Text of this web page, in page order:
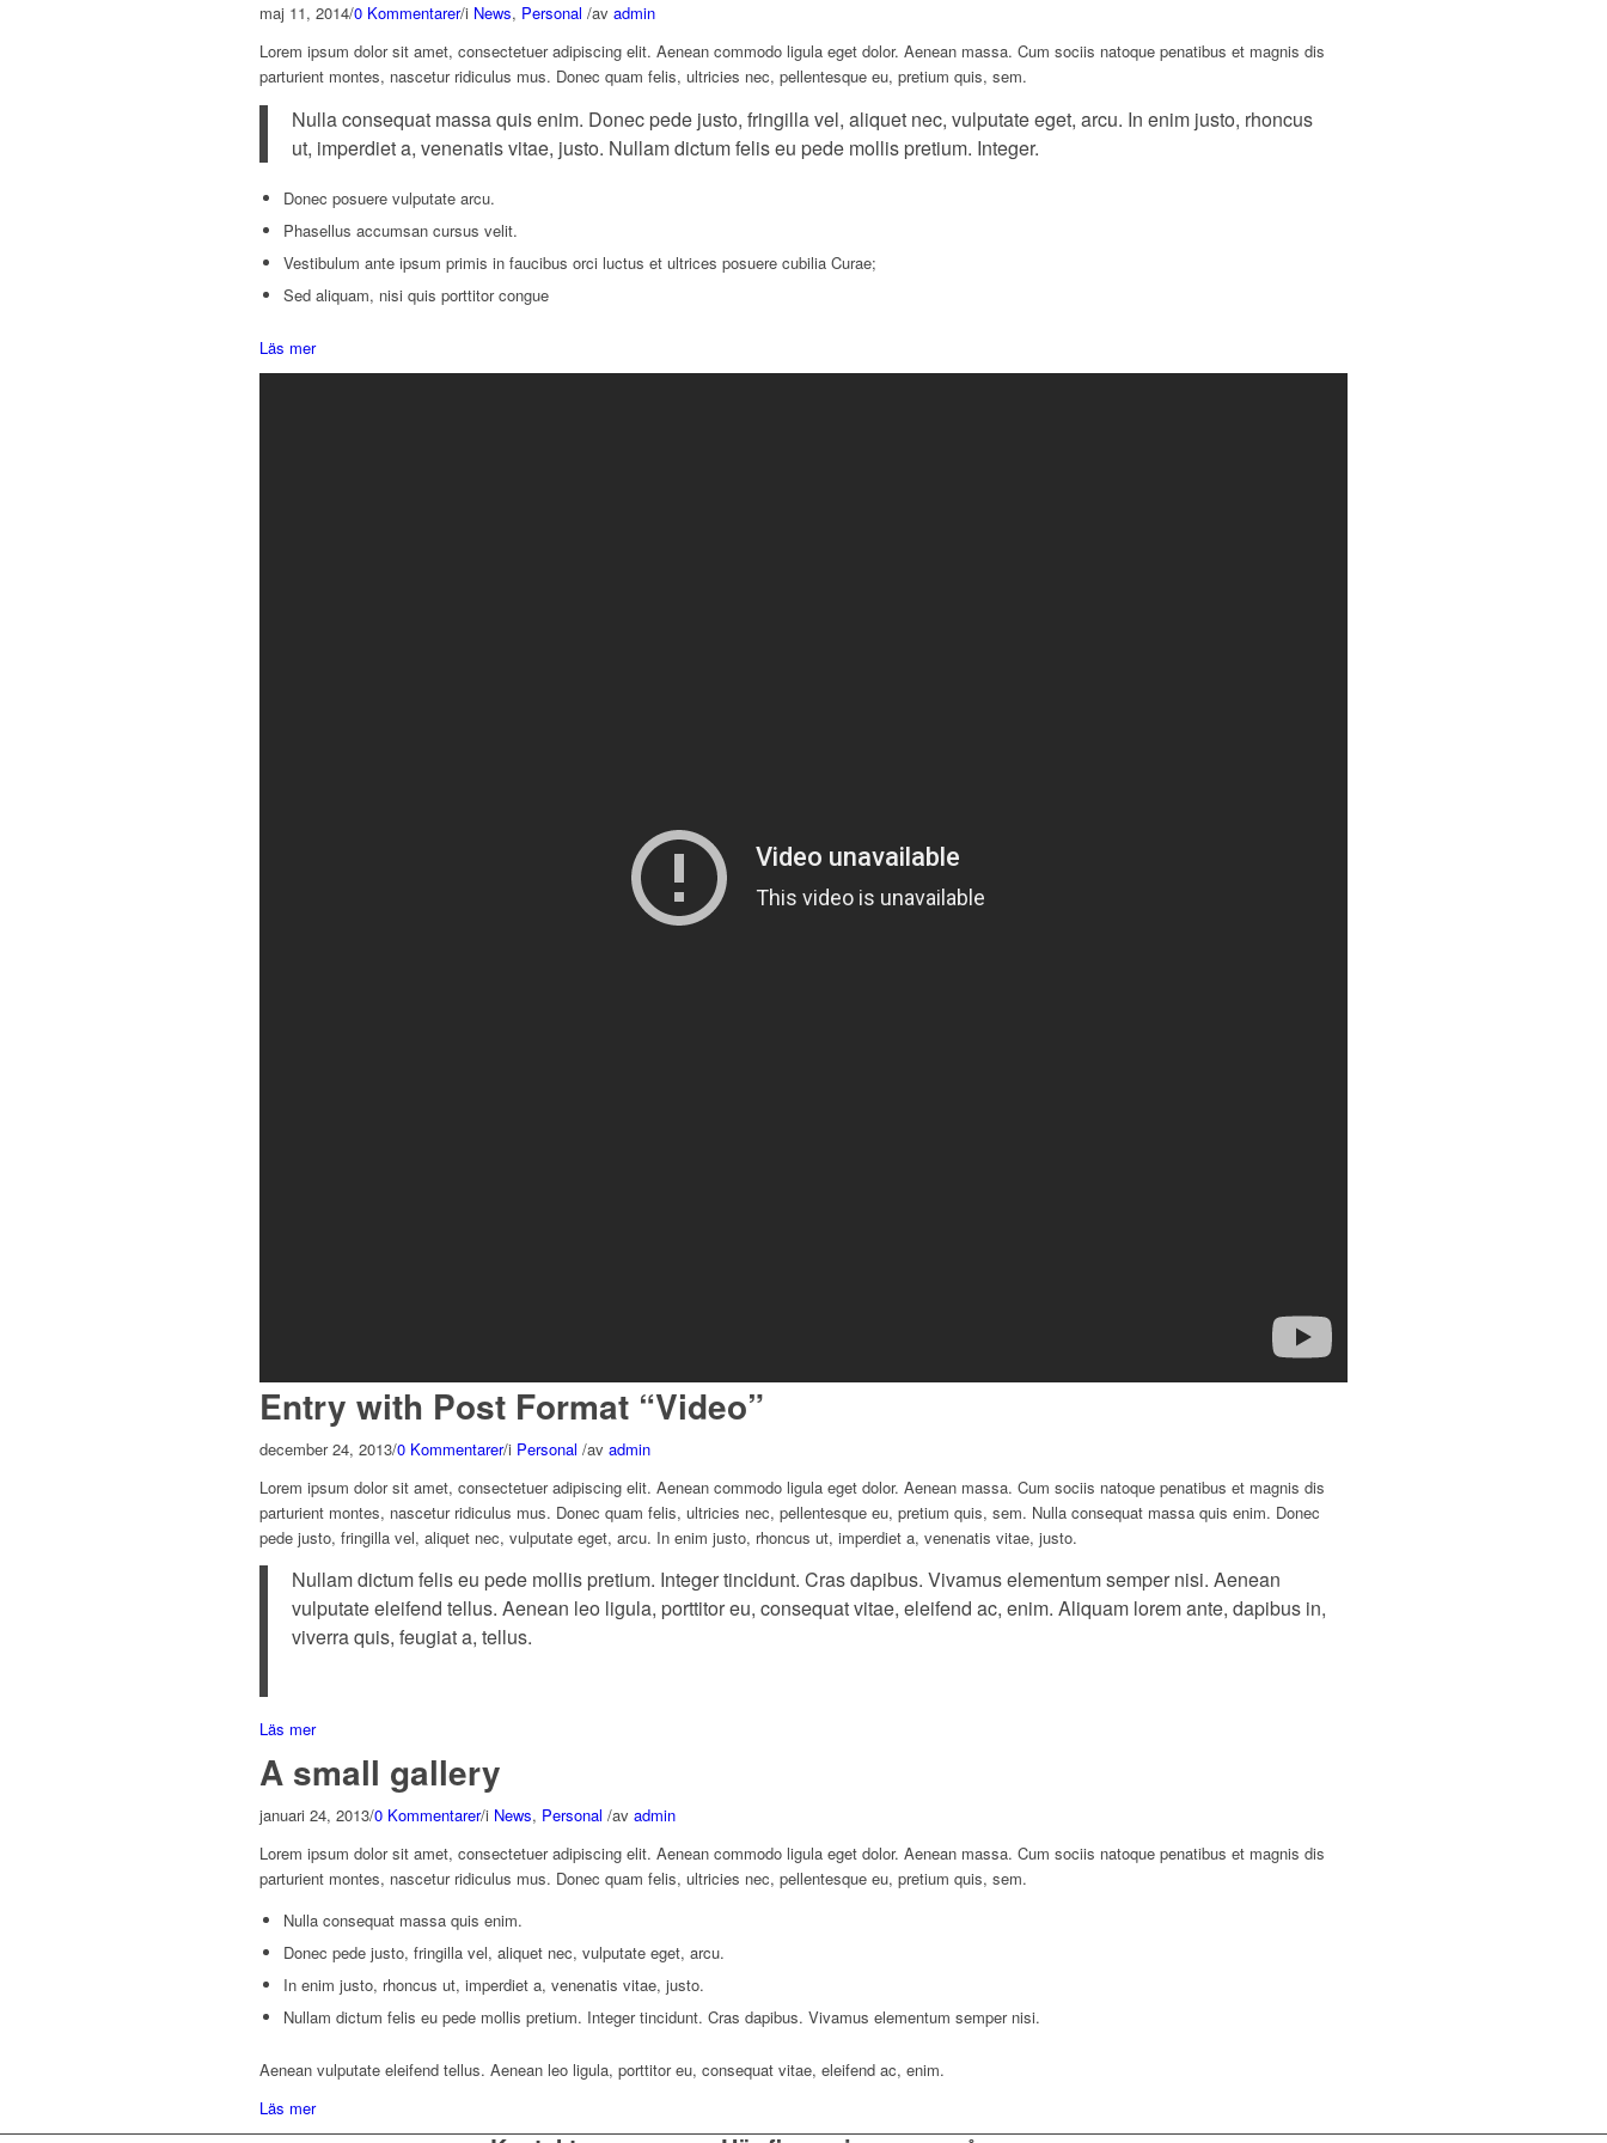
maj 11, 2014/0 Kommentarer/i News, Personal /av admin
Lorem ipsum dolor sit amet, consectetuer adipiscing elit. Aenean commodo ligula eget dolor. Aenean massa. Cum sociis natoque penatibus et magnis dis
parturient montes, nascetur ridiculus mus. Donec quam felis, ultricies nec, pellentesque eu, pretium quis, sem.
Nulla consequat massa quis enim. Donec pede justo, fringilla vel, aliquet nec, vulputate eget, arcu. In enim justo, rhoncus
ut, imperdiet a, venenatis vitae, justo. Nullam dictum felis eu pede mollis pretium. Integer.
Donec posuere vulputate arcu.
Phasellus accumsan cursus velit.
Vestibulum ante ipsum primis in faucibus orci luctus et ultrices posuere cubilia Curae;
Sed aliquam, nisi quis porttitor congue
Läs mer
Entry with Post Format “Video”
december 24, 2013/0 Kommentarer/i Personal /av admin
Lorem ipsum dolor sit amet, consectetuer adipiscing elit. Aenean commodo ligula eget dolor. Aenean massa. Cum sociis natoque penatibus et magnis dis
parturient montes, nascetur ridiculus mus. Donec quam felis, ultricies nec, pellentesque eu, pretium quis, sem. Nulla consequat massa quis enim. Donec
pede justo, fringilla vel, aliquet nec, vulputate eget, arcu. In enim justo, rhoncus ut, imperdiet a, venenatis vitae, justo.
Nullam dictum felis eu pede mollis pretium. Integer tincidunt. Cras dapibus. Vivamus elementum semper nisi. Aenean
vulputate eleifend tellus. Aenean leo ligula, porttitor eu, consequat vitae, eleifend ac, enim. Aliquam lorem ante, dapibus in,
viverra quis, feugiat a, tellus.
Läs mer
A small gallery
januari 24, 2013/0 Kommentarer/i News, Personal /av admin
Lorem ipsum dolor sit amet, consectetuer adipiscing elit. Aenean commodo ligula eget dolor. Aenean massa. Cum sociis natoque penatibus et magnis dis
parturient montes, nascetur ridiculus mus. Donec quam felis, ultricies nec, pellentesque eu, pretium quis, sem.
Nulla consequat massa quis enim.
Donec pede justo, fringilla vel, aliquet nec, vulputate eget, arcu.
In enim justo, rhoncus ut, imperdiet a, venenatis vitae, justo.
Nullam dictum felis eu pede mollis pretium. Integer tincidunt. Cras dapibus. Vivamus elementum semper nisi.
Aenean vulputate eleifend tellus. Aenean leo ligula, porttitor eu, consequat vitae, eleifend ac, enim.
Läs mer